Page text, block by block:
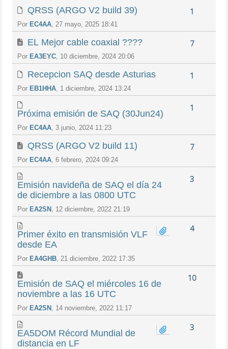
QRSS (ARGO V2 build 39)
Por EC4AA , 27 mayo, 2025 18:41
1
EL Mejor cable coaxial ????
Por EA3EYC , 10 diciembre, 2024 20:06
7
Recepcion SAQ desde Asturias
Por EB1HHA , 1 diciembre, 2024 13:24
1
Próxima emisión de SAQ (30Jun24)
Por EC4AA , 3 junio, 2024 11:23
1
QRSS (ARGO V2 build 11)
Por EC4AA , 6 febrero, 2024 09:24
7
Emisión navideña de SAQ el día 24
de diciembre a las 0800 UTC
Por EA2SN , 12 diciembre, 2022 21:19
3
Primer éxito en transmisión VLF
desde EA
Por EA4GHB , 21 diciembre, 2022 17:35
4
Emisión de SAQ el miércoles 16 de
noviembre a las 16 UTC
Por EA2SN , 14 noviembre, 2022 11:17
10
EA5DOM Récord Mundial de
distancia en LF
3